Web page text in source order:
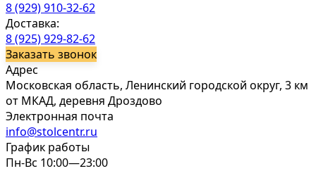
8 (929) 910-32-62
Доставка:
8 (925) 929-82-62
Заказать звонок
Адрес
Московская область, Ленинский городской округ, 3 км
от МКАД, деревня Дроздово
Электронная почта
info@stolcentr.ru
График работы
Пн-Вс 10:00—23:00